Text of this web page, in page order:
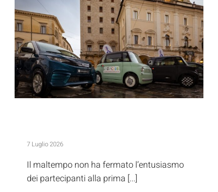
Partners
Edizioni
AC Rieti TV
Mini Car Experience: quiz e premi per
promuovere la sicurezza
7 Luglio 2026
Il maltempo non ha fermato l’entusiasmo
dei partecipanti alla prima [...]